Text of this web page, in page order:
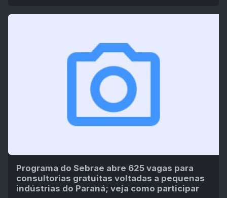
Programa do Sebrae abre 625 vagas para
consultorias gratuitas voltadas a pequenas
indústrias do Paraná; veja como participar